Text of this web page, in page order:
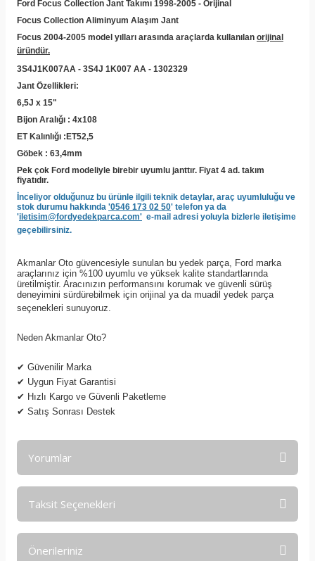
Ford Focus Collection Jant Takımı 1998-2005 - Orijinal
Focus Collection Aliminyum Alaşım Jant
Focus 2004-2005 model yılları arasında araçlarda kullanılan orijinal
üründür.
3S4J1K007AA - 3S4J 1K007 AA - 1302329
Jant Özellikleri:
6,5J x 15"
Bijon Aralığı : 4x108
ET Kalınlığı :ET52,5
Göbek : 63,4mm
Pek çok Ford modeliyle birebir uyumlu janttır. Fiyat 4 ad. takım
fiyatıdır.
İnceliyor olduğunuz bu ürünle ilgili teknik detaylar, araç uyumluluğu ve
stok durumu hakkında '0546 173 02 50' telefon ya da
'iletisim@fordyedekparca.com' e-mail adresi yoluyla bizlerle iletişime
geçebilirsiniz.
Akmanlar Oto güvencesiyle sunulan bu yedek parça, Ford marka
araçlarınız için %100 uyumlu ve yüksek kalite standartlarında
üretilmiştir. Aracınızın performansını korumak ve güvenli sürüş
deneyimini sürdürebilmek için orijinal ya da muadil yedek parça
seçenekleri sunuyoruz.
Neden Akmanlar Oto?
✔ Güvenilir Marka
✔ Uygun Fiyat Garantisi
✔ Hızlı Kargo ve Güvenli Paketleme
✔ Satış Sonrası Destek
Yorumlar
Taksit Seçenekleri
Önerileriniz